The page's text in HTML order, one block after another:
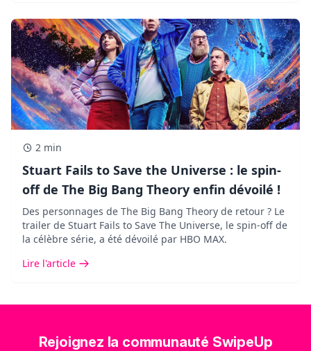
2 min
Stuart Fails to Save the Universe : le spin-
off de The Big Bang Theory enfin dévoilé !
Des personnages de The Big Bang Theory de retour ? Le
trailer de Stuart Fails to Save The Universe, le spin-off de
la célèbre série, a été dévoilé par HBO MAX.
Lire l'article
Rejoignez la communauté SwipeUp